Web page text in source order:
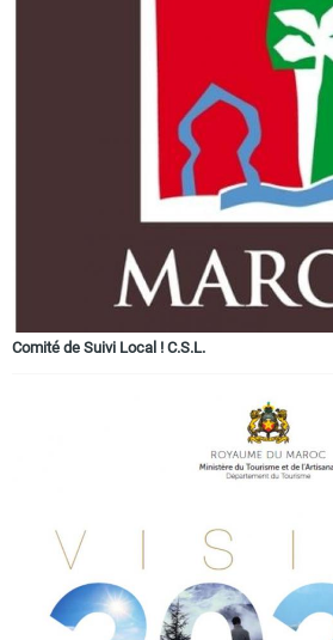
Comité de Suivi Local ! C.S.L.